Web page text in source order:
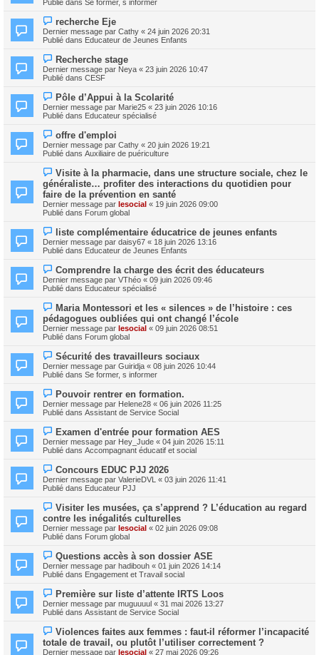
m
s
s
a
e
v
a
u
m
s
s
a
e
Publié dans Se former, s informer
N
o
u
v
a
u
m
s
s
a
recherche Eje
Dernier message par Cathy « 24 juin 2026 20:31
Publié dans Educateur de Jeunes Enfants
N
o
u
v
a
u
m
s
s
a
e
Recherche stage
Dernier message par Neya « 23 juin 2026 10:47
Publié dans CESF
N
o
u
v
a
u
m
s
s
a
g
e
Pôle d’Appui à la Scolarité
Dernier message par Marie25 « 23 juin 2026 10:16
Publié dans Educateur spécialisé
N
o
u
v
a
u
m
e
s
s
a
g
e
offre d'emploi
Dernier message par Cathy « 20 juin 2026 19:21
Publié dans Auxiliaire de puériculture
N
u
v
e
a
m
e
s
s
a
g
e
Visite à la pharmacie, dans une structure sociale, chez le
généraliste… profiter des interactions du quotidien pour
faire de la prévention en santé
Dernier message par lesocial « 19 juin 2026 09:00
Publié dans Forum global
N
o
u
v
a
u
m
s
s
a
g
e
liste complémentaire éducatrice de jeunes enfants
Dernier message par daisy67 « 18 juin 2026 13:16
Publié dans Educateur de Jeunes Enfants
N
o
u
v
a
u
m
e
s
a
g
e
Comprendre la charge des écrit des éducateurs
Dernier message par VThéo « 09 juin 2026 09:46
Publié dans Educateur spécialisé
N
o
u
v
e
u
m
e
s
a
g
e
Maria Montessori et les « silences » de l’histoire : ces
pédagogues oubliées qui ont changé l’école
Dernier message par lesocial « 09 juin 2026 08:51
Publié dans Forum global
N
o
u
v
a
u
m
s
s
a
e
Sécurité des travailleurs sociaux
Dernier message par Guiridja « 08 juin 2026 10:44
Publié dans Se former, s informer
N
o
u
v
a
u
m
s
s
a
e
Pouvoir rentrer en formation.
Dernier message par Helene28 « 06 juin 2026 11:25
Publié dans Assistant de Service Social
N
o
u
v
a
u
m
s
s
a
g
e
Examen d'entrée pour formation AES
Dernier message par Hey_Jude « 04 juin 2026 15:11
Publié dans Accompagnant éducatif et social
N
o
u
v
a
u
m
e
s
a
g
e
Concours EDUC PJJ 2026
Dernier message par ValerieDVL « 03 juin 2026 11:41
Publié dans Educateur PJJ
N
u
v
e
u
m
e
s
a
g
e
Visiter les musées, ça s’apprend ? L’éducation au regard
contre les inégalités culturelles
Dernier message par lesocial « 02 juin 2026 09:08
Publié dans Forum global
N
o
u
v
a
u
m
s
s
a
Questions accès à son dossier ASE
Dernier message par hadibouh « 01 juin 2026 14:14
Publié dans Engagement et Travail social
N
o
u
v
a
u
m
Première sur liste d’attente IRTS Loos
Dernier message par muguuuul « 31 mai 2026 13:27
Publié dans Assistant de Service Social
N
o
u
Violences faites aux femmes : faut‑il réformer l’incapacité
totale de travail, ou plutôt l’utiliser correctement ?
Dernier message par lesocial « 27 mai 2026 09:26